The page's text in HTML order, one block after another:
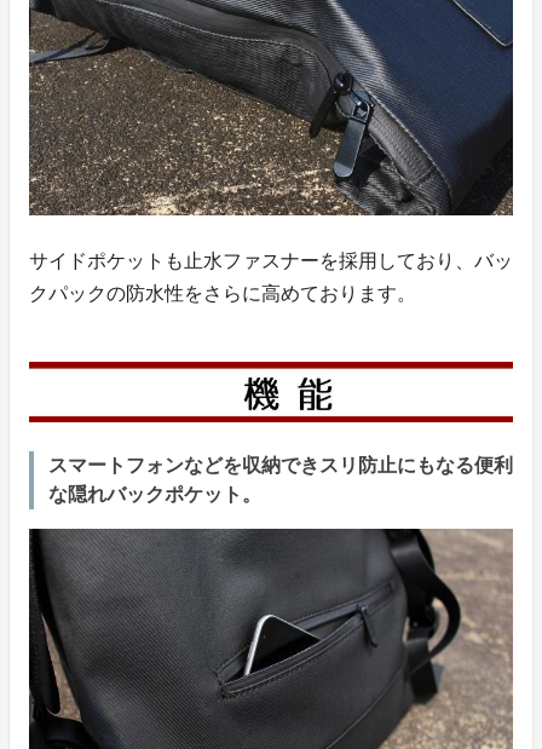
サイドポケットも止水ファスナーを採用しており、バッ
クパックの防水性をさらに高めております。
スマートフォンなどを収納できスリ防止にもなる便利
な隠れバックポケット。